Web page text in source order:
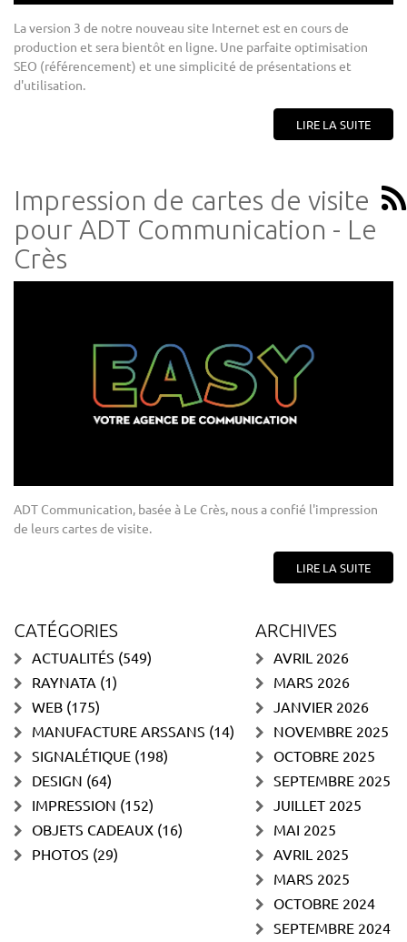
La version 3 de notre nouveau site Internet est en cours de
production et sera bientôt en ligne. Une parfaite optimisation
SEO (référencement) et une simplicité de présentations et
d'utilisation.
LIRE LA SUITE
Impression de cartes de visite
pour ADT Communication - Le
Crès
ADT Communication, basée à Le Crès, nous a confié l'impression
de leurs cartes de visite.
LIRE LA SUITE
CATÉGORIES
ACTUALITÉS (549)
RAYNATA (1)
WEB (175)
MANUFACTURE ARSSANS (14)
SIGNALÉTIQUE (198)
DESIGN (64)
IMPRESSION (152)
OBJETS CADEAUX (16)
PHOTOS (29)
ARCHIVES
AVRIL 2026
MARS 2026
JANVIER 2026
NOVEMBRE 2025
OCTOBRE 2025
SEPTEMBRE 2025
JUILLET 2025
MAI 2025
AVRIL 2025
MARS 2025
OCTOBRE 2024
SEPTEMBRE 2024